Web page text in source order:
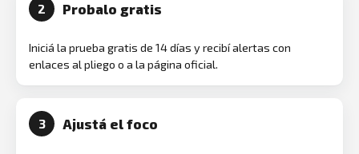
2 Probalo gratis
Iniciá la prueba gratis de 14 días y recibí alertas con
enlaces al pliego o a la página oficial.
3 Ajustá el foco